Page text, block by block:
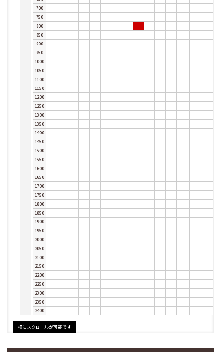
700
750
800
850
900
950
1000
1050
1100
1150
1200
1250
1300
1350
1400
1450
1500
1550
1600
1650
1700
1750
1800
1850
1900
1950
2000
2050
2100
2150
2200
2250
2300
2350
2400